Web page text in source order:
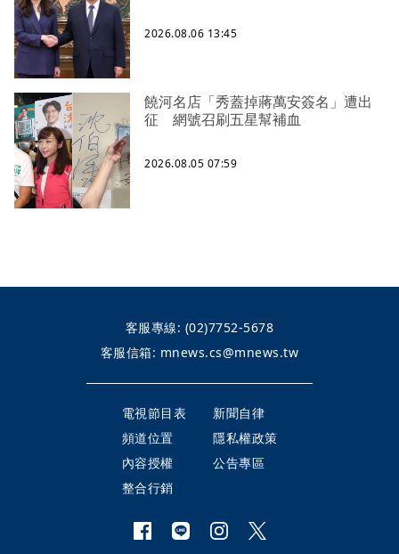
2026.08.06 13:45
饒河名店「秀蓋掉蔣萬安簽名」遭出
征 網號召刷五星幫補血
2026.08.05 07:59
客服專線: (02)7752-5678
客服信箱: mnews.cs@mnews.tw
電視節目表
新聞自律
頻道位置
隱私權政策
內容授權
公告專區
整合行銷